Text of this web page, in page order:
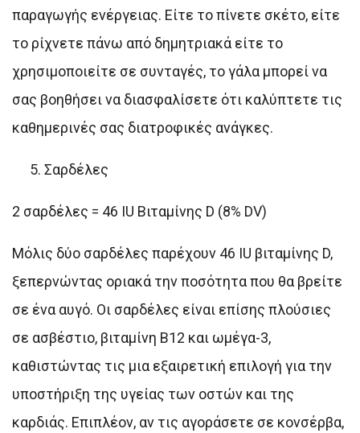
παραγωγής ενέργειας. Είτε το πίνετε σκέτο, είτε
το ρίχνετε πάνω από δημητριακά είτε το
χρησιμοποιείτε σε συνταγές, το γάλα μπορεί να
σας βοηθήσει να διασφαλίσετε ότι καλύπτετε τις
καθημερινές σας διατροφικές ανάγκες.
Σαρδέλες
2 σαρδέλες = 46 IU Βιταμίνης D (8% DV)
Μόλις δύο σαρδέλες παρέχουν 46 IU βιταμίνης D,
ξεπερνώντας οριακά την ποσότητα που θα βρείτε
σε ένα αυγό. Οι σαρδέλες είναι επίσης πλούσιες
σε ασβέστιο, βιταμίνη Β12 και ωμέγα-3,
καθιστώντας τις μια εξαιρετική επιλογή για την
υποστήριξη της υγείας των οστών και της
καρδιάς. Επιπλέον, αν τις αγοράσετε σε κονσέρβα,